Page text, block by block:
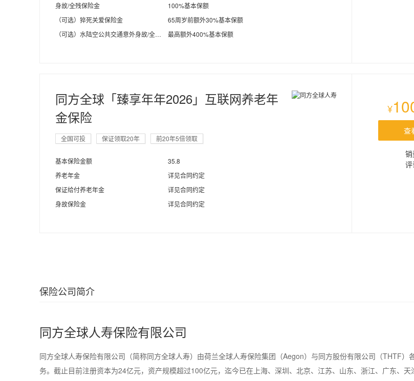
身故/全残保险金
100%基本保额
（可选）猝死关爱保险金
65周岁前额外30%基本保额
（可选）水陆空公共交通意外身故/全残保险金
最高额外400%基本保额
同方全球「臻享年年2026」互联网养老年
金保险
全国可投 保证领取20年 前20年5倍领取
基本保险金额
35.8
养老年金
详见合同约定
保证给付养老年金
详见合同约定
身故保险金
详见合同约定
¥
查
保险公司简介
同方全球人寿保险有限公司
同方全球人寿保险有限公司（简称同方全球人寿）由荷兰全球人寿保险集团（Aegon）与同方股份有限公司（THTF
务。截止目前注册资本为24亿元，资产规模超过100亿元，迄今已在上海、深圳、北京、江苏、山东、浙江、广东、